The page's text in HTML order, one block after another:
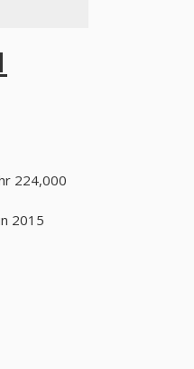
224,000
2015